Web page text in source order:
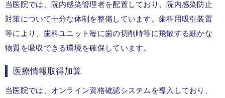
当医院では、院内感染管理者を配置しており、院内感染防止
対策について十分な体制を整備しています。歯科用吸引装置
等により、歯科ユニット毎に歯の切削時等に飛散する細かな
物質を吸収できる環境を確保しています。
医療情報取得加算
当医院では、オンライン資格確認システムを導入しており、